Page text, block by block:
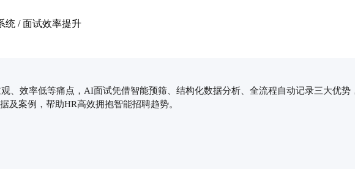
统 / 面试效率提升
、效率低等痛点，AI面试凭借智能预筛、结构化数据分析、全流程自动记录三大优
案例，帮助HR高效拥抱智能招聘趋势。